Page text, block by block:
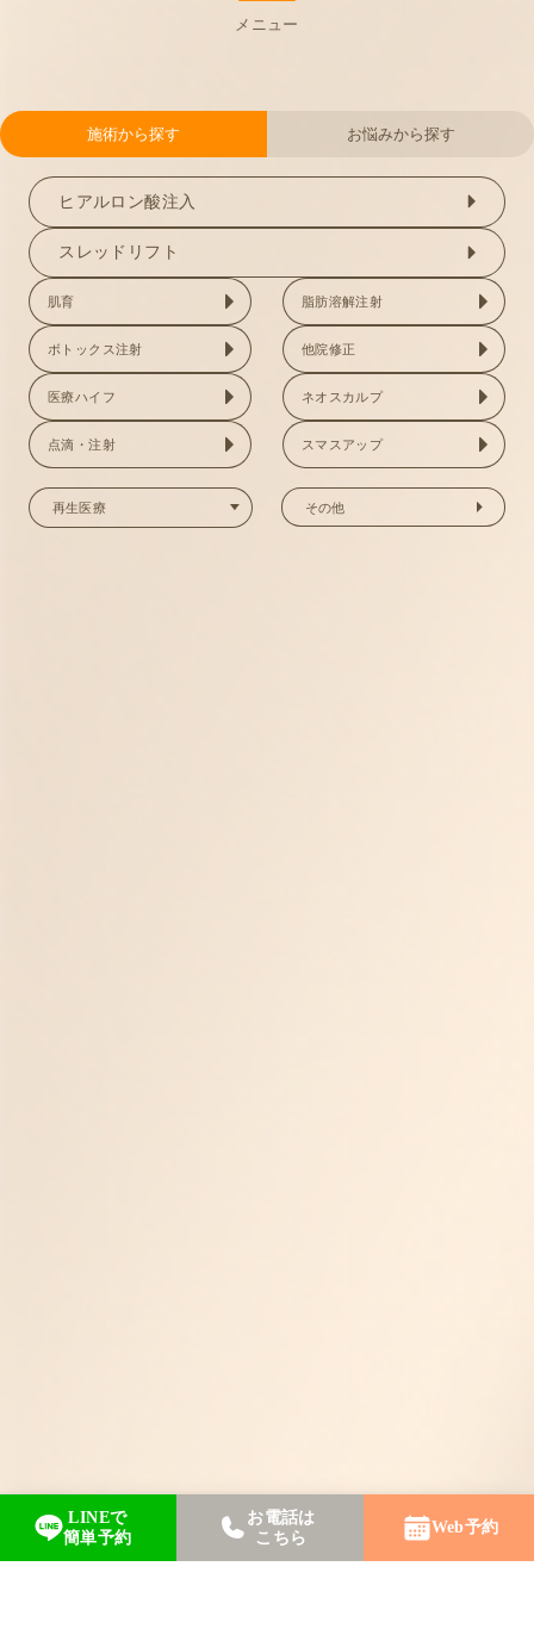
メニュー
施術から探す お悩みから探す
ヒアルロン酸注入
スレッドリフト
肌育 脂肪溶解注射
ボトックス注射 他院修正
医療ハイフ ネオスカルプ
点滴・注射 スマスアップ
再生医療 その他
LINEで
簡単予約
お電話は
こちら
Web予約